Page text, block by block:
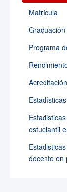
Matrícula
Graduación
Programa
estudiantil
docente en